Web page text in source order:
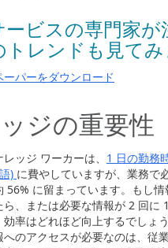
ービスの専門家が
トレンドも見てみ
ーパーをダウンロード
ジの重要性
ッジ ワーカーは、 1 日の勤務
) に費やしていますが、業務で
56% に留まっています。もし
ら、または必要な情報が 2 回に
率はどれほど向上するでしょう
のアクセスが必要なのは、従